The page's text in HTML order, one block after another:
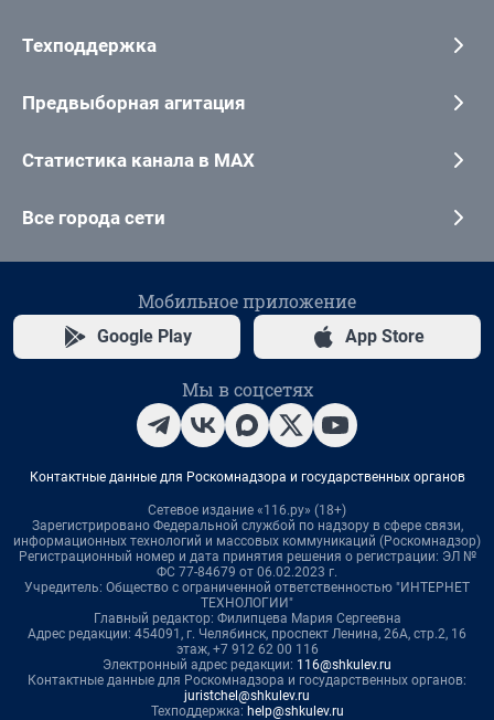
Техподдержка
Предвыборная агитация
Статистика канала в MAX
Все города сети
Мобильное приложение
Google Play App Store
Мы в соцсетях
Контактные данные для Роскомнадзора и государственных органов
Сетевое издание «116.ру» (18+)
Зарегистрировано Федеральной службой по надзору в сфере связи,
информационных технологий и массовых коммуникаций (Роскомнадзор)
Регистрационный номер и дата принятия решения о регистрации: ЭЛ №
ФС 77-84679 от 06.02.2023 г.
Учредитель: Общество с ограниченной ответственностью "ИНТЕРНЕТ
ТЕХНОЛОГИИ"
Главный редактор: Филипцева Мария Сергеевна
Адрес редакции: 454091, г. Челябинск, проспект Ленина, 26А, стр.2, 16
этаж, +7 912 62 00 116
Электронный адрес редакции: 116@shkulev.ru
Контактные данные для Роскомнадзора и государственных органов:
juristchel@shkulev.ru
Техподдержка: help@shkulev.ru